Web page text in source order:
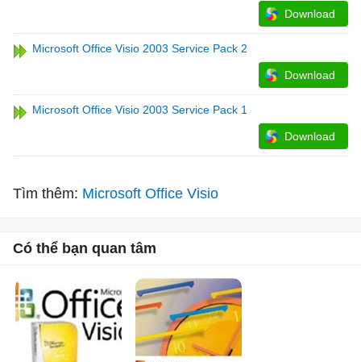
Download
Microsoft Office Visio 2003 Service Pack 2
Download
Microsoft Office Visio 2003 Service Pack 1
Download
Tìm thêm: Microsoft Office Visio
Có thể bạn quan tâm